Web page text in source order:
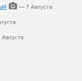
— 7 Августа